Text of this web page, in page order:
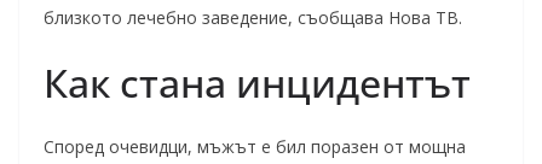
близкото лечебно заведение, съобщава Нова ТВ.
Как стана инцидентът
Според очевидци, мъжът е бил поразен от мощна